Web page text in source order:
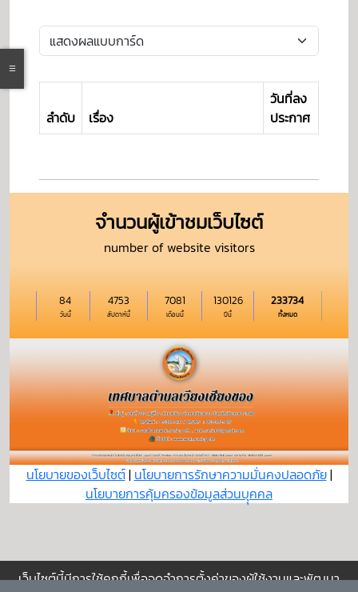
ลำดับ เรื่อง
วันที่ลง
ประกาศ
จำนวนผู้เข้าชมเว็บไซต์
number of website visitors
วันนี้
84
สัปดาห์นี้
4753
เดือนนี้
7081
ปีนี้
130126
ทั้งหมด
233734
นโยบายของเว็บไซต์| นโยบายการรักษาความมั่นคงปลอดภัย|
นโยบายการคุ้มครองข้อมูลส่วนบุุคคล
เว็บไซต์นี้มีการใช้คุกกี้เพื่อจดจำการตั้งค่าของผู้ใช้งานและพัฒนา